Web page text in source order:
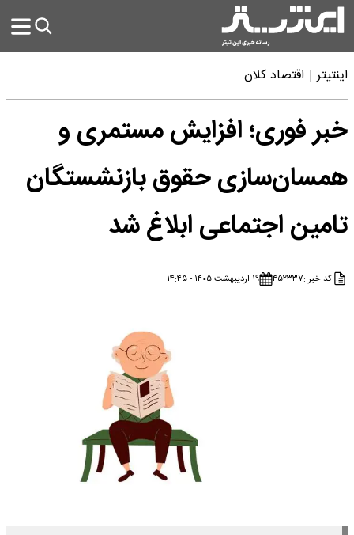
اینتیتر اقتصاد کلان
خبر فوری؛ افزایش مستمری و
همسان‌سازی حقوق بازنشستگان
تامین اجتماعی ابلاغ شد
کد خبر :۴۵۲۳۳۷ ۱۹ اردیبهشت ۱۴۰۵ - ۱۴:۴۵